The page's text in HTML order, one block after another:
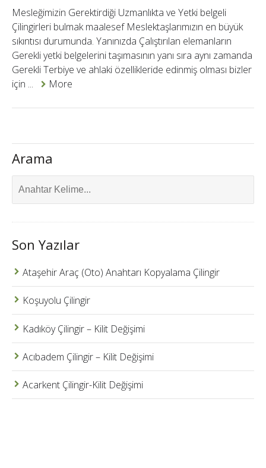
Mesleğimizin Gerektirdiği Uzmanlıkta ve Yetki belgeli
Çilingirleri bulmak maalesef Meslektaşlarımızın en büyük
sıkıntısı durumunda. Yanınızda Çalıştırılan elemanların
Gerekli yetki belgelerini taşımasının yanı sıra aynı zamanda
Gerekli Terbiye ve ahlaki özellikleride edinmiş olması bizler
için ...
More
Arama
Son Yazılar
Ataşehir Araç (Oto) Anahtarı Kopyalama Çilingir
Koşuyolu Çilingir
Kadıköy Çilingir – Kilit Değişimi
Acıbadem Çilingir – Kilit Değişimi
Acarkent Çilingir-Kilit Değişimi